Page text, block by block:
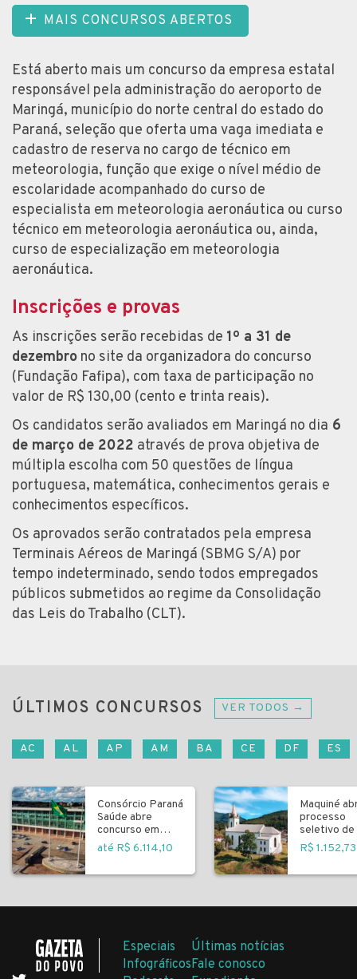
MAIS CONCURSOS ABERTOS
Está aberto mais um concurso da empresa estatal
responsável pela administração do aeroporto de
Maringá, município do norte central do estado do
Paraná, seleção que oferta uma vaga imediata e
cadastro de reserva no cargo de técnico em
meteorologia, função que exige o nível médio de
escolaridade acompanhado do curso de
especialista em meteorologia aeronáutica ou curso
técnico em meteorologia aeronáutica ou, ainda,
curso de especialização em meteorologia
aeronáutica.
Inscrições e provas
As inscrições serão recebidas de 1º a 31 de
dezembro no site da organizadora do concurso
(Fundação Fafipa), com taxa de participação no
valor de R$ 130,00 (cento e trinta reais).
Os candidatos serão avaliados em Maringá no dia 6
de março de 2022 através de prova objetiva de
múltipla escolha com 50 questões de língua
portuguesa, matemática, conhecimentos gerais e
conhecimentos específicos.
Os aprovados serão contratados pela empresa
Terminais Aéreos de Maringá (SBMG S/A) por
tempo indeterminado, sendo todos empregados
públicos submetidos ao regime da Consolidação
das Leis do Trabalho (CLT).
ÚLTIMOS CONCURSOS VER TODOS →
AC AL AP AM BA CE DF ES
Consórcio Paraná
Saúde abre
concurso em
Curitiba
até R$ 6.114,10
Maquiné
processo
seletivo de
R$ 1.152,73
Especiais
Infográficos
Últimas notícias
Fale conosco